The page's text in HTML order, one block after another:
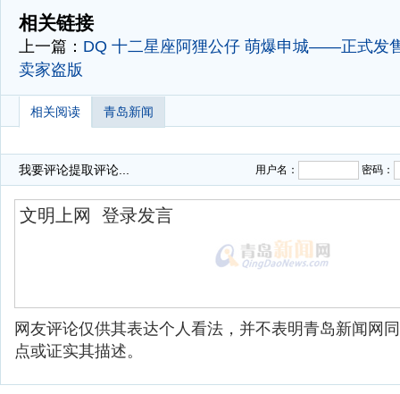
相关链接
上一篇： DQ 十二星座阿狸公仔 萌爆申城——正式发
卖家盗版
相关阅读 青岛新闻
我要评论提取评论... 用户名： 密码：
网友评论仅供其表达个人看法，并不表明青岛新闻网
点或证实其描述。